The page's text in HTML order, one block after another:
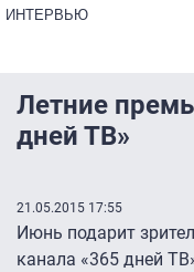
ИНТЕРВЬЮ
Летние
дней ТВ»
21.05.2015 17:55
Июнь подарит
канала «365 дней